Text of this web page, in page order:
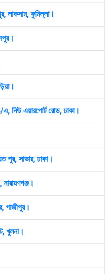
লাকসাম, কুমিল্লা।
নিউ এয়ারপোর্ট রোড, ঢাকা।
পুর, সাভার, ঢাকা।
গাজীপুর।
খুলনা।